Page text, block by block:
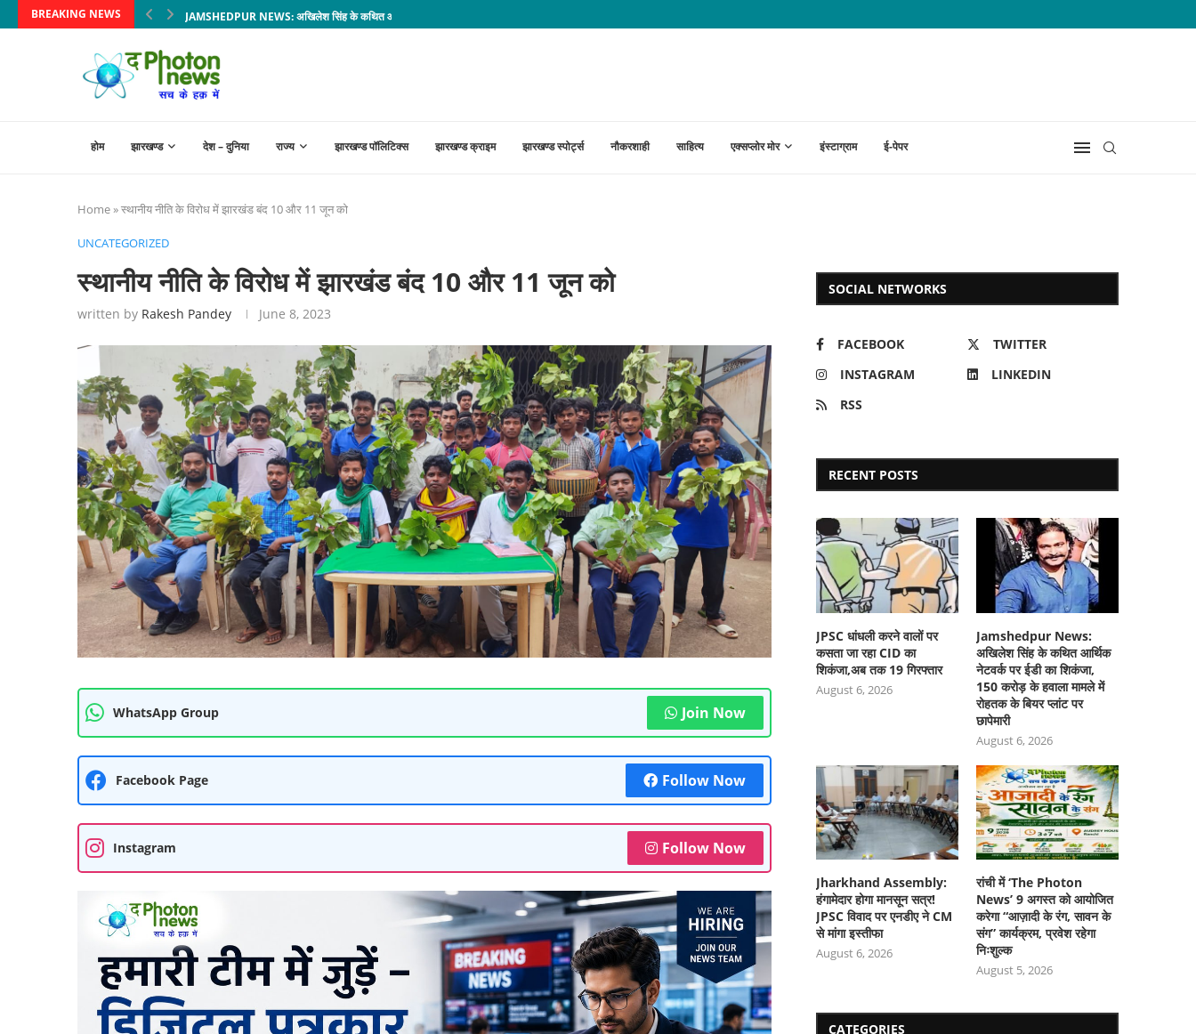
BREAKING NEWS JAMSHEDPUR NEWS: अखिलेश सिंह के कथित आर्थिक नेटवर्क पर ईडी का शिकंजा, 150 करोड़ के...
होम झारखण्ड देश – दुनिया राज्य झारखण्ड पॉलिटिक्स झारखण्ड क्राइम झारखण्ड स्पोर्ट्स नौकरशाही साहित्य एक्सप्लोर मोर इंस्टाग्राम ई-पेपर
Home»स्थानीय नीति के विरोध में झारखंड बंद 10 और 11 जून को
UNCATEGORIZED
स्थानीय नीति के विरोध में झारखंड बंद 10 और 11 जून को
written by Rakesh Pandey June 8, 2023
WhatsApp Group Join Now
Facebook Page Follow Now
Instagram Follow Now
SOCIAL NETWORKS
FACEBOOK
TWITTER
INSTAGRAM
LINKEDIN
RSS
RECENT POSTS
JPSC धांधली करने वालों पर
कसता जा रहा CID का
शिकंजा,अब तक 19 गिरफ्तार
August 6, 2026
Jamshedpur News:
अखिलेश सिंह के कथित आर्थिक
नेटवर्क पर ईडी का शिकंजा,
150 करोड़ के हवाला मामले में
रोहतक के बियर प्लांट पर
छापेमारी
August 6, 2026
Jharkhand Assembly:
हंगामेदार होगा मानसून सत्र!
JPSC विवाद पर एनडीए ने CM
से मांगा इस्तीफा
August 6, 2026
रांची में ‘The Photon
News’ 9 अगस्त को आयोजित
करेगा “आज़ादी के रंग, सावन के
संग” कार्यक्रम, प्रवेश रहेगा
निःशुल्क
August 5, 2026
CATEGORIES